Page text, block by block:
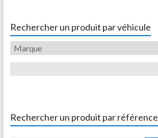
Rechercher un produit par véhicule
Rechercher un produit par référence